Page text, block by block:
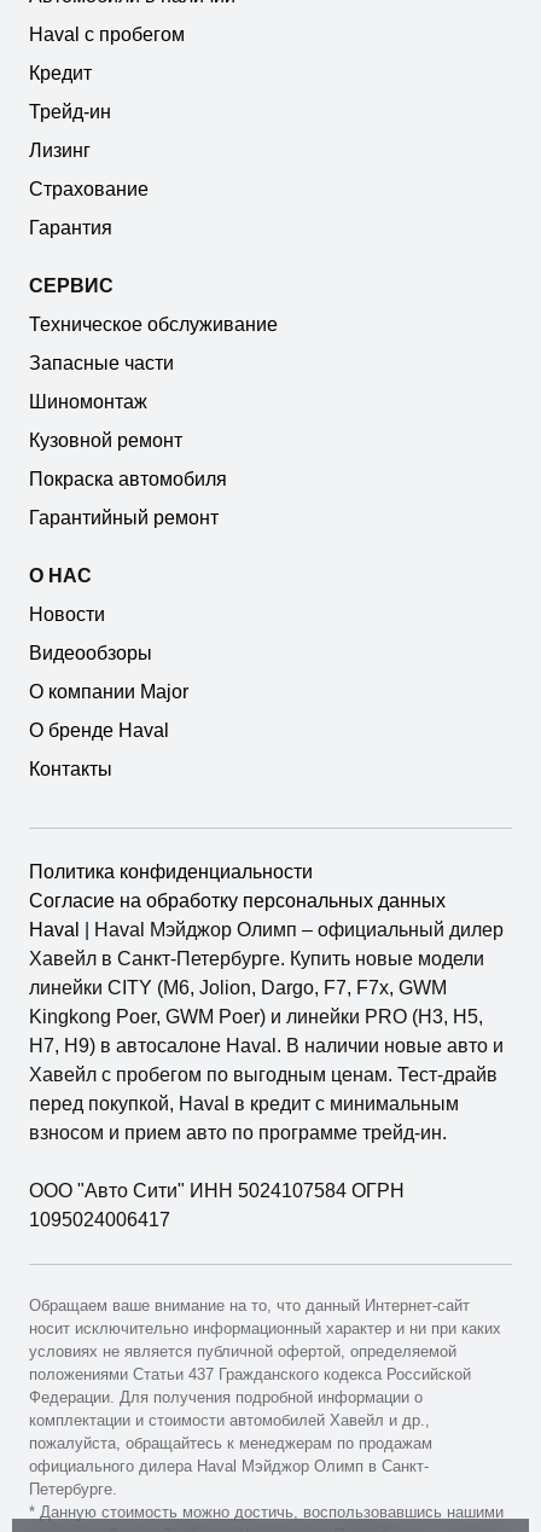
Haval с пробегом
Кредит
Трейд-ин
Лизинг
Страхование
Гарантия
СЕРВИС
Техническое обслуживание
Запасные части
Шиномонтаж
Кузовной ремонт
Покраска автомобиля
Гарантийный ремонт
О НАС
Новости
Видеообзоры
О компании Major
О бренде Haval
Контакты
Политика конфиденциальности
Согласие на обработку персональных данных
Haval
| Haval Мэйджор Олимп – официальный дилер
Хавейл в Санкт-Петербурге. Купить новые модели
линейки CITY (M6, Jolion, Dargo, F7, F7x, GWM
Kingkong Poer, GWM Poer) и линейки PRO (H3, H5,
H7, H9) в автосалоне Haval. В наличии новые авто и
Хавейл с пробегом по выгодным ценам. Тест-драйв
перед покупкой, Haval в кредит с минимальным
взносом и прием авто по программе трейд-ин.
ООО "Авто Сити" ИНН 5024107584 ОГРН
1095024006417
Обращаем ваше внимание на то, что данный Интернет-сайт
носит исключительно информационный характер и ни при каких
условиях не является публичной офертой, определяемой
положениями Статьи 437 Гражданского кодекса Российской
Федерации. Для получения подробной информации о
комплектации и стоимости автомобилей Хавейл и др.,
пожалуйста, обращайтесь к менеджерам по продажам
официального дилера Haval Мэйджор Олимп в Санкт-
Петербурге.
* Данную стоимость можно достичь, воспользовавшись нашими